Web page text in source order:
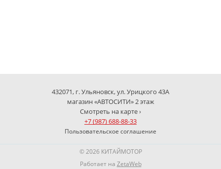
432071, г. Ульяновск, ул. Урицкого 43А
магазин «АВТОСИТИ» 2 этаж
Смотреть на карте ›
+7 (987) 688-88-33
Пользовательское соглашение
© 2026 КИТАЙМОТОР
Работает на ZetaWeb